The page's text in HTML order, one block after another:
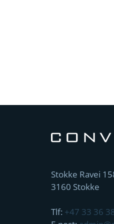
Stokke Ravei
3160 Stokke
Tlf: +47 33 36